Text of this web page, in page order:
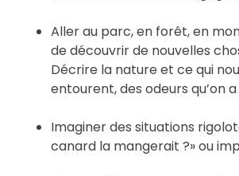
Aller au parc, en forêt, en
de découvrir de nouvelles
Décrire la nature et ce qui
entourent, des odeurs qu’on
Imaginer des situations
canard la mangerait ?» ou